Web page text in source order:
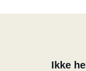
Ikke